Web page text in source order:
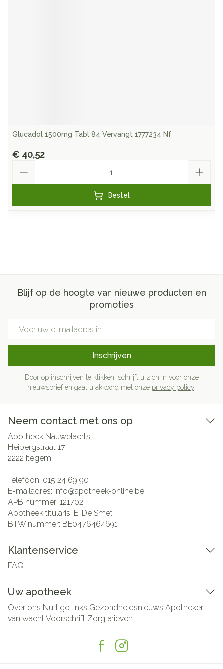
Glucadol 1500mg Tabl 84 Vervangt 1777234 Nf
€ 40,52
Bestel
Blijf op de hoogte van nieuwe producten en
promoties
Inschrijven
Door op inschrijven te klikken, schrijft u zich in voor onze
nieuwsbrief en gaat u akkoord met onze privacy policy
Neem contact met ons op
Apotheek Nauwelaerts
Heibergstraat 17
2222 Itegem
Telefoon: 015 24 69 90
E-mailadres: info@apotheek-online.be
APB nummer: 121702
Apotheek titularis: E. De Smet
BTW nummer: BE0476464691
Klantenservice
FAQ
Uw apotheek
Over ons Nuttige links Gezondheidsnieuws Apotheker
van wachtVoorschrift Zorgtarieven